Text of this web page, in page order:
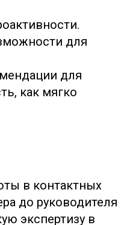
для
для
как мягко
в контактных
до руководителя
экспертизу в